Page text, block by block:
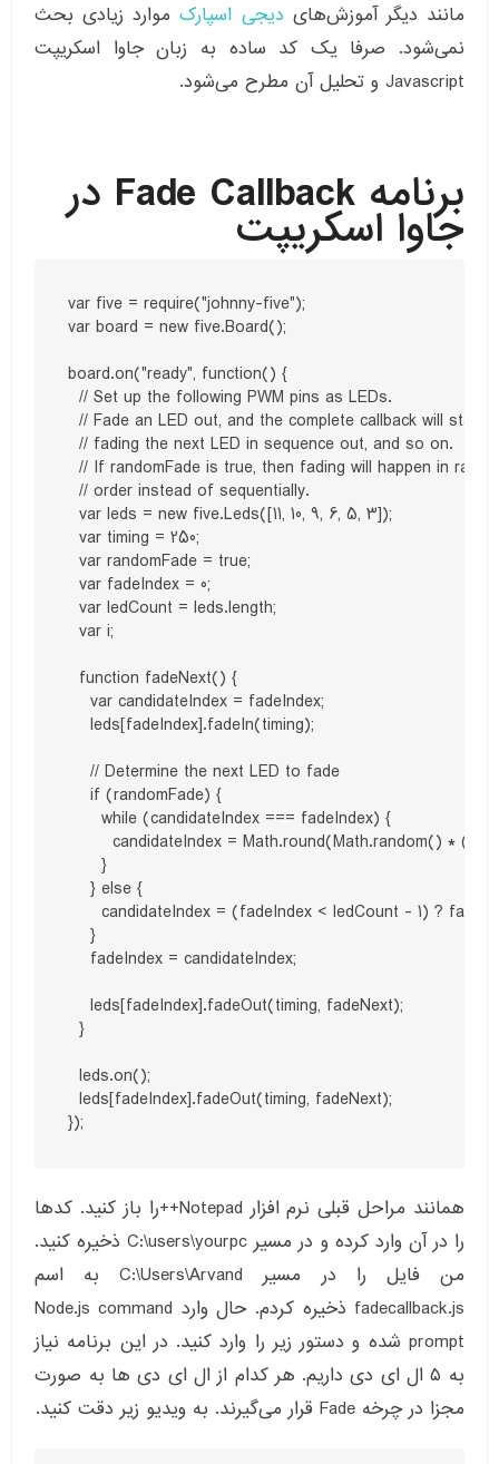
مانند دیگر آموزش‌های دیجی اسپارکموارد زیادی بحث
نمی‌شود. صرفا یک کد ساده به زبان جاوا اسکریپت
Javascript و تحلیل آن مطرح می‌شود.
برنامه Fade Callback در
جاوا اسکریپت
var five = require("johnny-five");
var board = new five.Board();
board.on("ready", function() {
  // Set up the following PWM pins as LEDs.
  // Fade an LED out, and the complete callback will start
  // fading the next LED in sequence out, and so on.
// If randomFade is true, then fading will happen in
  // order instead of sequentially.
  var leds = new five.Leds([11, 10, 9, 6, 5, 3]);
  var timing = 250;
  var randomFade = true;
  var fadeIndex = 0;
  var ledCount = leds.length;
  var i;
  function fadeNext() {
    var candidateIndex = fadeIndex;
    leds[fadeIndex].fadeIn(timing);
    // Determine the next LED to fade
    if (randomFade) {
      while (candidateIndex === fadeIndex) {
candidateIndex = Math.round(Math.random() *
      }
    } else {
candidateIndex = (fadeIndex < ledCount - 1) ?
    }
    fadeIndex = candidateIndex;
    leds[fadeIndex].fadeOut(timing, fadeNext);
  }
  leds.on();
  leds[fadeIndex].fadeOut(timing, fadeNext);
});
همانند مراحل قبلی نرم افزار Notepad++را باز کنید. کدها
را در آن وارد کرده و در مسیر C:\users\yourpc ذخیره کنید.
من فایل را در مسیر C:\Users\Arvand به اسم
fadecallback.js ذخیره کردم. حال وارد Node.js command
prompt شده و دستور زیر را وارد کنید. در این برنامه نیاز
به ۵ ال ای دی داریم. هر کدام از ال ای دی ها به صورت
مجزا در چرخه Fade قرار می‌گیرند. به ویدیو زیر دقت کنید.